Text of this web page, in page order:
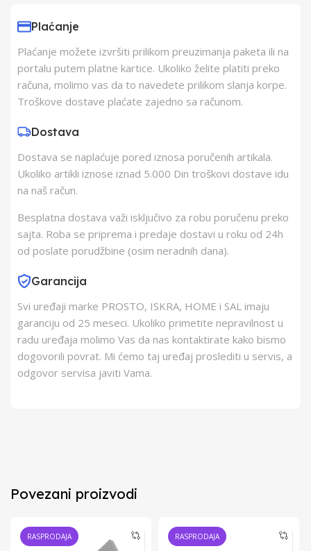
Proizvođač TME
Zemlja Porekla
Zemlja Uvoza
Plaćanje
Plaćanje možete izvršiti prilikom preuzimanja paketa ili na
portalu putem platne kartice. Ukoliko želite platiti preko
računa, molimo vas da to navedete prilikom slanja korpe.
Troškove dostave plaćate zajedno sa računom.
Dostava
Dostava se naplaćuje pored iznosa poručenih artikala.
Ukoliko artikli iznose iznad 5.000 Din troškovi dostave idu
na naš račun.
Besplatna dostava važi isključivo za robu poručenu preko
sajta. Roba se priprema i predaje dostavi u roku od 24h
od poslate porudžbine (osim neradnih dana).
Garancija
Svi uređaji marke PROSTO, ISKRA, HOME i SAL imaju
garanciju od 25 meseci. Ukoliko primetite nepravilnost u
radu uređaja molimo Vas da nas kontaktirate kako bismo
dogovorili povrat. Mi ćemo taj uređaj proslediti u servis, a
odgovor servisa javiti Vama.
Povezani proizvodi
RASPRODAJA RASPRODAJA